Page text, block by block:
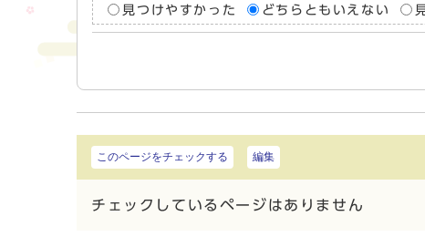
見つけやすかった どちらともいえない
このページをチェックする 編集
チェックしているページはありません